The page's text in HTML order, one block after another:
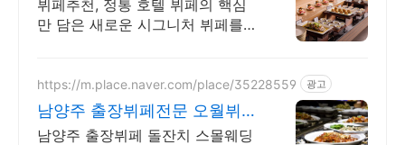
뷔페추천, 정통 호텔 뷔페의 핵심
만 담은 새로운 시그니처 뷔페를
https://m.place.naver.com/place/35228559 광고
남양주 출장뷔페전문 오월뷔페
남양주 프리미엄 행사전문뷔페
남양주 출장뷔페 돌잔치 스몰웨딩